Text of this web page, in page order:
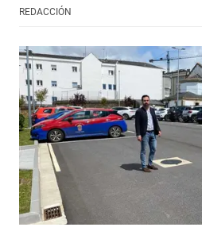
REDACCIÓN